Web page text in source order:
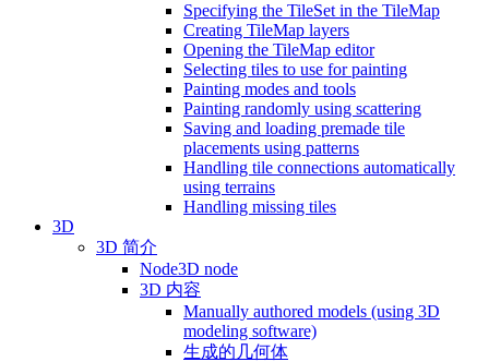
Specifying the TileSet in the TileMap
Creating TileMap layers
Opening the TileMap editor
Selecting tiles to use for painting
Painting modes and tools
Painting randomly using scattering
Saving and loading premade tile
placements using patterns
Handling tile connections automatically
using terrains
Handling missing tiles
3D
3D 简介
Node3D node
3D 内容
Manually authored models (using 3D
modeling software)
生成的几何体